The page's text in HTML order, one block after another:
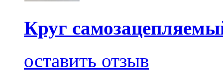
Круг
оставить отзыв